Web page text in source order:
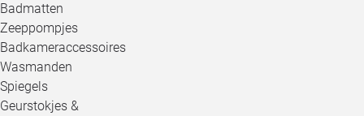
Badmatten
Zeeppompjes
Badkameraccessoires
Wasmanden
Spiegels
Geurstokjes &